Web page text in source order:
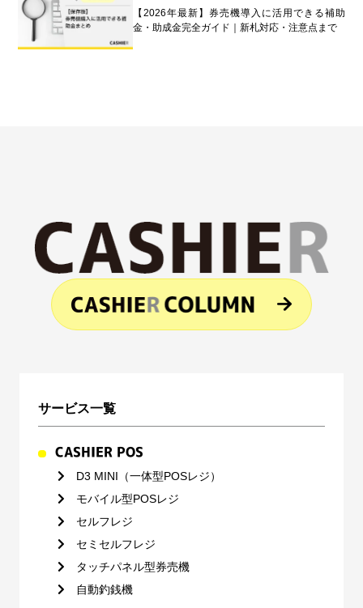
【2026年最新】券売機導入に活用できる補助
金・助成金完全ガイド｜新札対応・注意点まで
サービス一覧
CASHIER POS
D3 MINI（一体型POSレジ）
モバイル型POSレジ
セルフレジ
セミセルフレジ
タッチパネル型券売機
自動釣銭機